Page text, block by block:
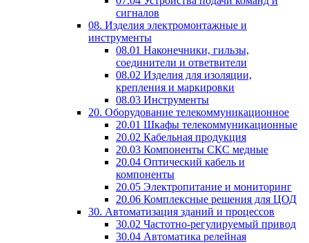
сигналов
08. Изделия электромонтажные и
инструменты
08.01 Наконечники, гильзы,
соединители и ответвители
08.02 Изделия для изоляции,
крепления и маркировки
08.03 Инструменты
20. Оборудование телекоммуникационное
20.01 Шкафы телекоммуникационные
20.02 Кабельная продукция
20.03 Компоненты СКС медные
20.04 Оптический кабель и
компоненты
20.05 Электропитание и мониторинг
20.06 Комплексные решения для ЦОД
30. Автоматизация зданий и процессов
30.02 Частотно-регулируемый привод
30.04 Автоматика релейная